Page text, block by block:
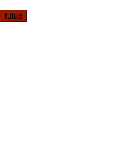
tutup